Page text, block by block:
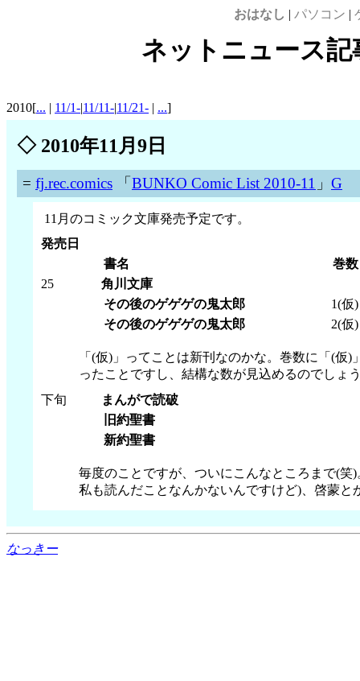
おはなし | パソコン |
ネットニュース記
2010[... | 11/1-|11/11-|11/21- | ...]
◇2010年11月9日
= fj.rec.comics「BUNKO Comic List 2010-11 」 G
11月のコミック文庫発売予定です。
発売日
書名
巻数
25
角川文庫
その後のゲゲゲの鬼太郎
1(仮)
その後のゲゲゲの鬼太郎
2(仮)
「(仮)」ってことは新刊なのかな。巻数に「(
ったことですし、結構な数が見込めるのでしょ
下旬
まんがで読破
旧約聖書
新約聖書
毎度のことですが、ついにこんなところまで(
私も読んだことなんかないんですけど)、啓蒙
なっきー